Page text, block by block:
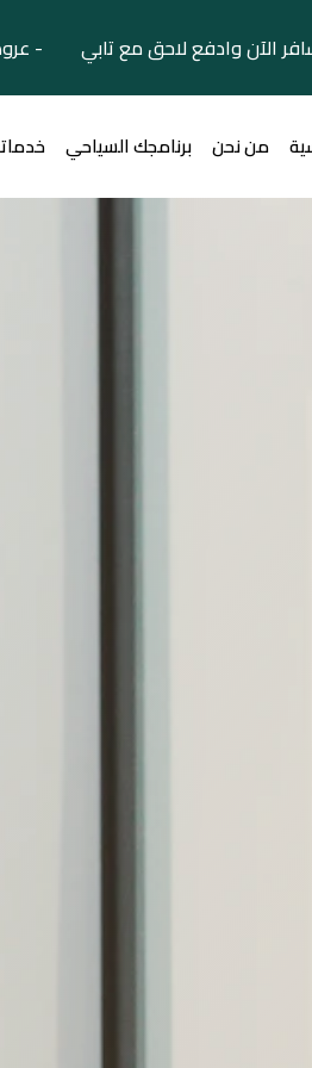
وادفع لاحق مع تابي - عروض
من نحن برنامجك السياحي